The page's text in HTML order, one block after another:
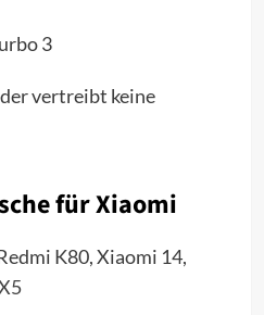
3
vertreibt keine
für Xiaomi
K80, Xiaomi 14,